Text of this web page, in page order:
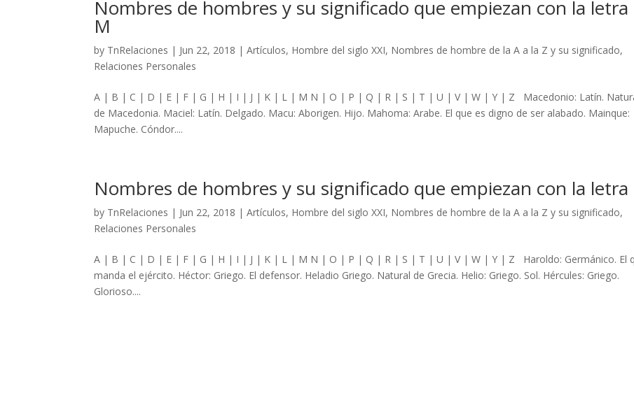
Nombres de hombres y su significado que empiezan con la letra
M
by TnRelaciones | Jun 22, 2018 |Artículos, Hombre del siglo XXI, Nombres de hombre de la A a la Z y su significado,
Relaciones Personales
A | B | C | D | E | F | G | H | I | J | K | L | M N | O | P | Q | R | S | T | U | V | W | Y | Z Macedonio: Latín.
de Macedonia. Maciel: Latín. Delgado. Macu: Aborigen. Hijo. Mahoma: Arabe. El que es digno de ser alabado. Mainque:
Mapuche. Cóndor....
Nombres de hombres y su significado que empiezan con la letra
by TnRelaciones | Jun 22, 2018 |Artículos, Hombre del siglo XXI, Nombres de hombre de la A a la Z y su significado,
Relaciones Personales
A | B | C | D | E | F | G | H | I | J | K | L | M N | O | P | Q | R | S | T | U | V | W | Y | Z Haroldo: Germánico. El
manda el ejército. Héctor: Griego. El defensor. Heladio Griego. Natural de Grecia. Helio: Griego. Sol. Hércules: Griego.
Glorioso....